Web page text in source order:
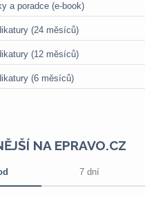
a poradce (e-book)
(24 měsíců)
(12 měsíců)
(6 měsíců)
NA EPRAVO.CZ
7 dní